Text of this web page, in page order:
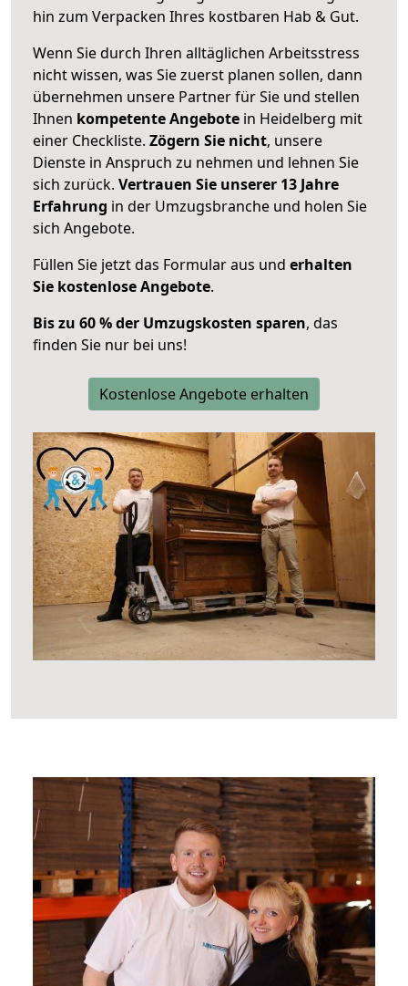
hin zum Verpacken Ihres kostbaren Hab & Gut.
Wenn Sie durch Ihren alltäglichen Arbeitsstress
nicht wissen, was Sie zuerst planen sollen, dann
übernehmen unsere Partner für Sie und stellen
Ihnen kompetente Angebote in Heidelberg mit
einer Checkliste. Zögern Sie nicht, unsere
Dienste in Anspruch zu nehmen und lehnen Sie
sich zurück. Vertrauen Sie unserer 13 Jahre
Erfahrung in der Umzugsbranche und holen Sie
sich Angebote.
Füllen Sie jetzt das Formular aus und erhalten
Sie kostenlose Angebote.
Bis zu 60 % der Umzugskosten sparen, das
finden Sie nur bei uns!
Kostenlose Angebote erhalten